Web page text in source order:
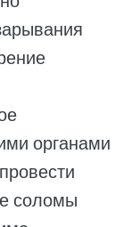
органами
соломы